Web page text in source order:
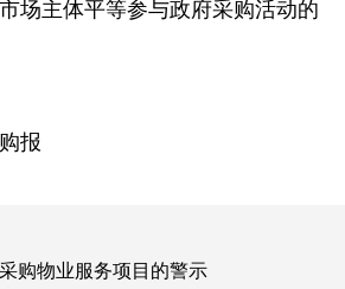
场主体平等参与政府采购活动的
报
购物业服务项目的警示